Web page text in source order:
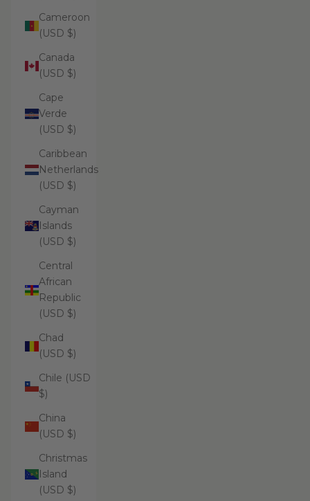
Cameroon
(USD $)
Canada
(USD $)
Cape
Verde
(USD $)
Caribbean
Netherlands
(USD $)
Cayman
Islands
(USD $)
Central
African
Republic
(USD $)
Chad
(USD $)
Chile (USD
$)
China
(USD $)
Christmas
Island
(USD $)